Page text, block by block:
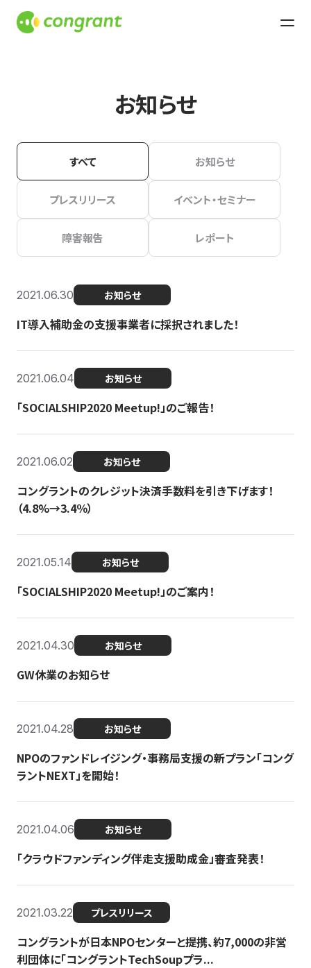
お知らせ
すべて お知らせ
プレスリリース イベント・セミナー
障害報告 レポート
2021.06.30 お知らせ
IT導入補助金の支援事業者に採択されました！
2021.06.04 お知らせ
「SOCIALSHIP2020 Meetup!」のご報告！
2021.06.02 お知らせ
コングラントのクレジット決済手数料を引き下げます！
（4.8%→3.4％）
2021.05.14 お知らせ
「SOCIALSHIP2020 Meetup!」のご案内！
2021.04.30 お知らせ
GW休業のお知らせ
2021.04.28 お知らせ
NPOのファンドレイジング・事務局支援の新プラン「コング
ラントNEXT」を開始！
2021.04.06 お知らせ
「クラウドファンディング伴走支援助成金」審査発表！
2021.03.22 プレスリリース
コングラントが日本NPOセンターと提携、約7,000の非営
利団体に「コングラントTechSoupプラ...